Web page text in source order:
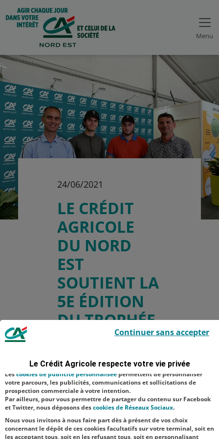
Menu
24/06/2021
LE CRÉDIT
AGRICOLE
DU NORD
EST
SOUTIENT LA
5E ÉDITION
DU TROPHÉE
Télécharger le
communiqué de
presse
Le Crédit Agricole respecte votre vie privée
indispensables car utilisés à des fins de bon fonctionnement et de
sécurité ; d’autres sont facultatifs. Les
satisfaction facultatifs.
Lescookies de publicité personnalisée permettent de personnaliser
votre parcours, les publicités, communications et sollicitations de
prospection commerciale à votre intention.
Par ailleurs, pour vous permettre de partager du contenu sur Facebook
et Twitter, nous déposons descookies de Réseaux Sociaux.
Nous vous invitons à nous faire part dès à présent de vos choix
concernant le dépôt de ces cookies facultatifs sur votre terminal, soit en
les acceptant tous, soit en les refusant tous, soit en personnalisant
Continuer sans accepter